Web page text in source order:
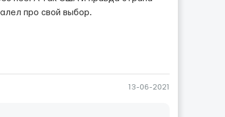
про свой выбор.
13-06-2021